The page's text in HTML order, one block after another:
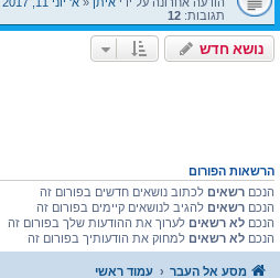
תגובות: 12
נושא חדש
הרשאות הפורום
הנכם רשאיםלכתוב נושאים חדשים בפורום זה
הנכם רשאיםלהגיב לנושאים קיימים בפורום זה
הנכם לא רשאיםלערוך את ההודעות שלך בפורום זה
הנכם לא רשאיםלמחוק את הודעותיך בפורום זה
מסע אל העבר עמוד ראשי